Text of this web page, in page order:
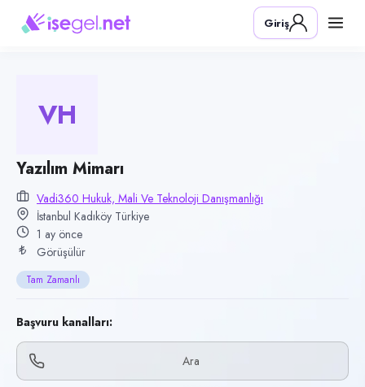
Pozisyon
Yazılım Mimarı
Kategori
Konum
Kadıköy, İstanbul
Çalışma şekli
Tam Zamanlı · Hibrit
Yayın tarihi
17 Haziran 2026
Son geçerlilik
15 Eylül 2026
Başvuru kanalları
Giriş
VH
Yazılım Mimarı
Vadi360 Hukuk, Mali Ve Teknoloji Danışmanlığı
İstanbul Kadıköy Türkiye
1 ay önce
Görüşülür
Tam Zamanlı
Başvuru kanalları:
Ara